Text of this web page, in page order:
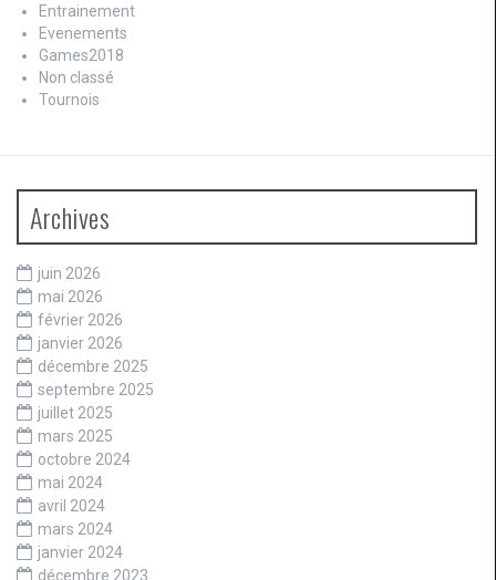
Entrainement
Evenements
Games2018
Non classé
Tournois
Archives
juin 2026
mai 2026
février 2026
janvier 2026
décembre 2025
septembre 2025
juillet 2025
mars 2025
octobre 2024
mai 2024
avril 2024
mars 2024
janvier 2024
décembre 2023